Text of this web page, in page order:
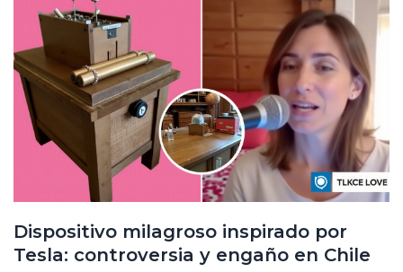
Dispositivo milagroso inspirado por
Tesla: controversia y engaño en Chile